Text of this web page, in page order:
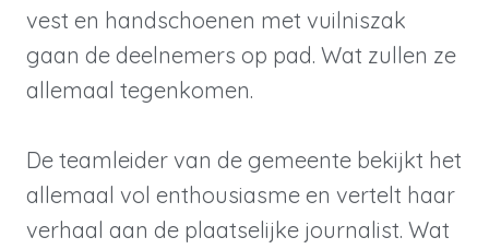
vest en handschoenen met vuilniszak
gaan de deelnemers op pad. Wat zullen ze
allemaal tegenkomen.
De teamleider van de gemeente bekijkt het
allemaal vol enthousiasme en vertelt haar
verhaal aan de plaatselijke journalist. Wat